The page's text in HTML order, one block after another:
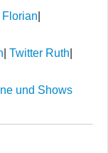
Florian
Twitter Ruth
und Shows